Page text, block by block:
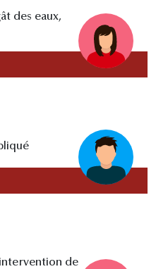
des eaux,
de